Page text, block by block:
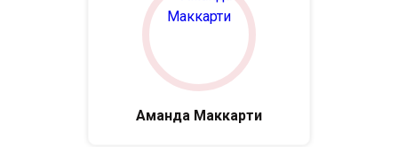
Аманда Маккарти